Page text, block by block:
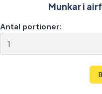
Munkar i
Antal portioner: